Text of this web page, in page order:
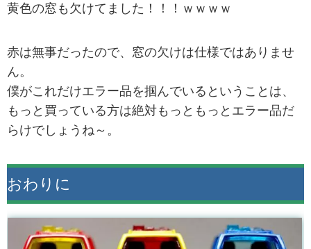
黄色の窓も欠けてました！！！ｗｗｗｗ
赤は無事だったので、窓の欠けは仕様ではありませ
ん。
僕がこれだけエラー品を掴んでいるということは、
もっと買っている方は絶対もっともっとエラー品だ
らけでしょうね～。
おわりに